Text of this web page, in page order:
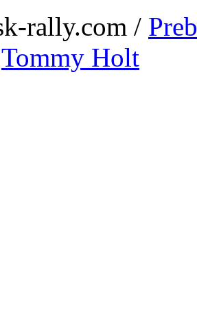
rally.com /
Tommy Holt